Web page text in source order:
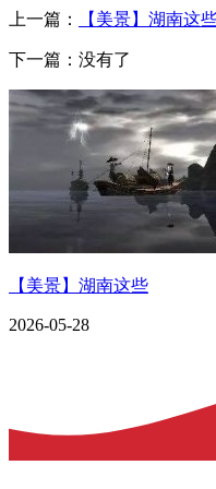
上一篇： 【美景】湖南这
下一篇：没有了
【美景】湖南这些
2026-05-28